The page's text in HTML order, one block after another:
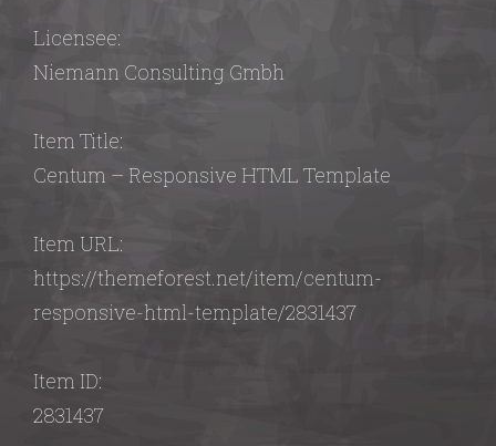
Licensee:
Niemann Consulting Gmbh
Item Title:
Centum – Responsive HTML Template
Item URL:
https://themeforest.net/item/centum-
responsive-html-template/2831437
Item ID:
2831437